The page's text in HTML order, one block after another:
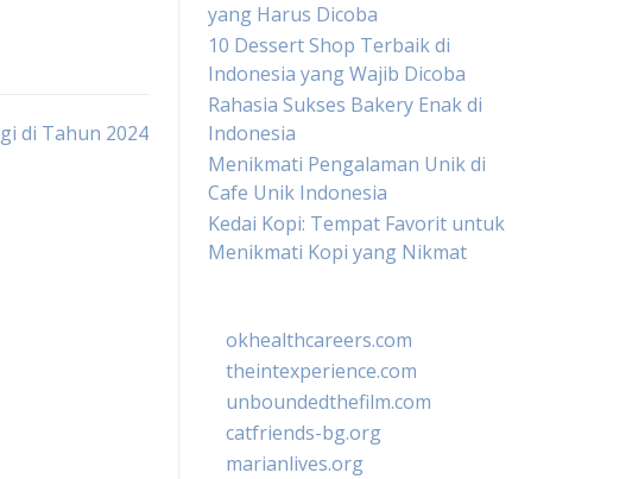
di Tahun 2024
yang Harus Dicoba
10 Dessert Shop Terbaik di
Indonesia yang Wajib Dicoba
Rahasia Sukses Bakery Enak di
Indonesia
Menikmati Pengalaman Unik di
Cafe Unik Indonesia
Kedai Kopi: Tempat Favorit untuk
Menikmati Kopi yang Nikmat
okhealthcareers.com
theintexperience.com
unboundedthefilm.com
catfriends-bg.org
marianlives.org